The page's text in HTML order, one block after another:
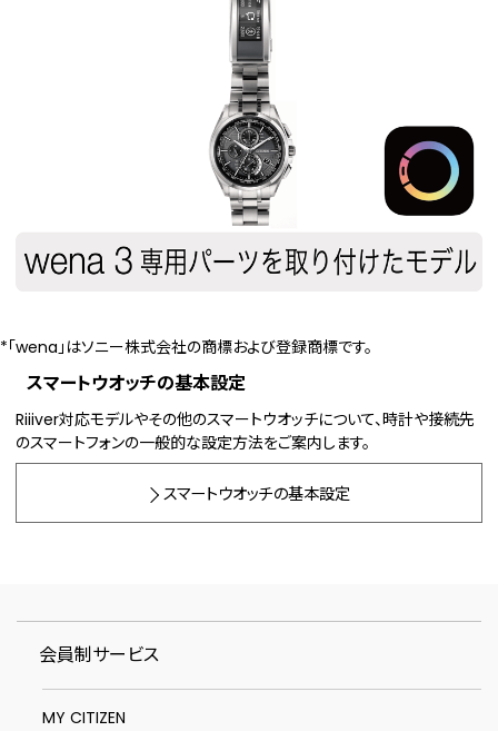
*「wena」はソニー株式会社の商標および登録商標です。
スマートウオッチの基本設定
Riiiver対応モデルやその他のスマートウオッチについて、時計や接続先
のスマートフォンの一般的な設定方法をご案内します。
スマートウオッチの基本設定
会員制サービス
MY CITIZEN